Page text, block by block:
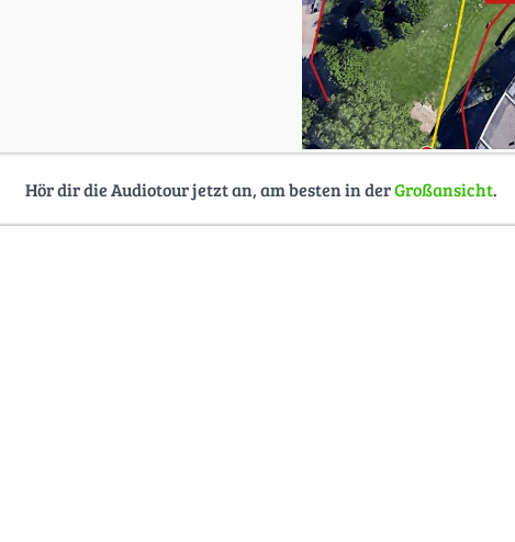
Hör dir die Audiotour jetzt an, am besten in derGroßansicht.